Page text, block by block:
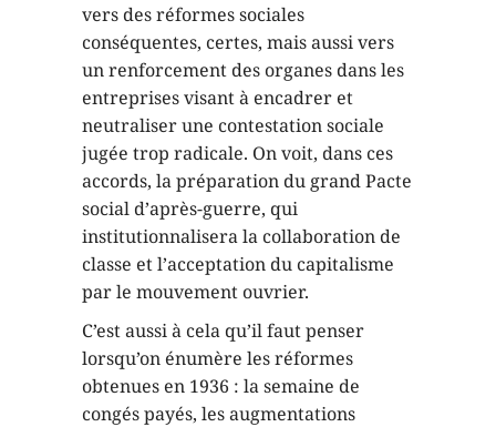
vers des réformes sociales
conséquentes, certes, mais aussi vers
un renforcement des organes dans les
entreprises visant à encadrer et
neutraliser une contestation sociale
jugée trop radicale. On voit, dans ces
accords, la préparation du grand Pacte
social d’après-guerre, qui
institutionnalisera la collaboration de
classe et l’acceptation du capitalisme
par le mouvement ouvrier.
C’est aussi à cela qu’il faut penser
lorsqu’on énumère les réformes
obtenues en 1936 : la semaine de
congés payés, les augmentations